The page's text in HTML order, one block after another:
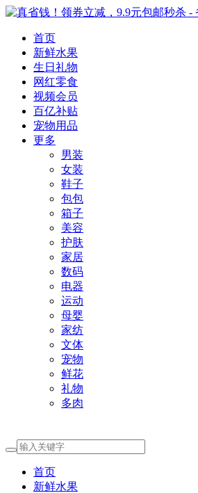
首页
新鲜水果
生日礼物
网红零食
视频会员
百亿补贴
宠物用品
更多
男装
女装
鞋子
包包
箱子
美容
护肤
家居
数码
电器
运动
母婴
家纺
文体
宠物
鲜花
礼物
多肉
首页
新鲜水果